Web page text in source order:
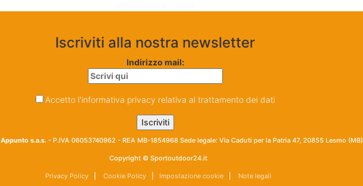
Iscriviti alla nostra newsletter
Indirizzo mail:
Accetto l'informativa privacy relativa al trattamento dei dati
Appunto s.a.s. - P.IVA 06053740962 - REA MB-1854968 Sede legale: Via Caduti per la Patria 47, 20855 Lesmo (MB)
Copyright © Sportoutdoor24.it
Privacy Policy| Cookie Policy| Impostazione cookie| Note legali